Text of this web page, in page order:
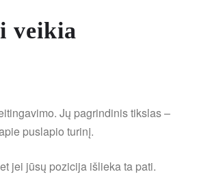
veikia
Jų pagrindinis tikslas –
puslapio turinį.
jei jūsų pozicija išlieka ta pati.